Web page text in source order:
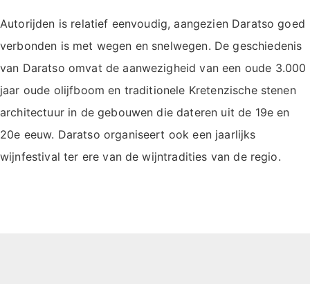
Autorijden is relatief eenvoudig, aangezien Daratso goed
verbonden is met wegen en snelwegen. De geschiedenis
van Daratso omvat de aanwezigheid van een oude 3.000
jaar oude olijfboom en traditionele Kretenzische stenen
architectuur in de gebouwen die dateren uit de 19e en
20e eeuw. Daratso organiseert ook een jaarlijks
wijnfestival ter ere van de wijntradities van de regio.